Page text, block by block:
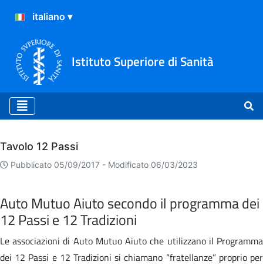
Istituto Superiore di Sanità
Archivio
Tavolo 12 Passi
Pubblicato 05/09/2017 - Modificato 06/03/2023
Auto Mutuo Aiuto secondo il programma dei
12 Passi e 12 Tradizioni
Le associazioni di Auto Mutuo Aiuto che utilizzano il Programma
dei 12 Passi e 12 Tradizioni si chiamano “fratellanze” proprio per